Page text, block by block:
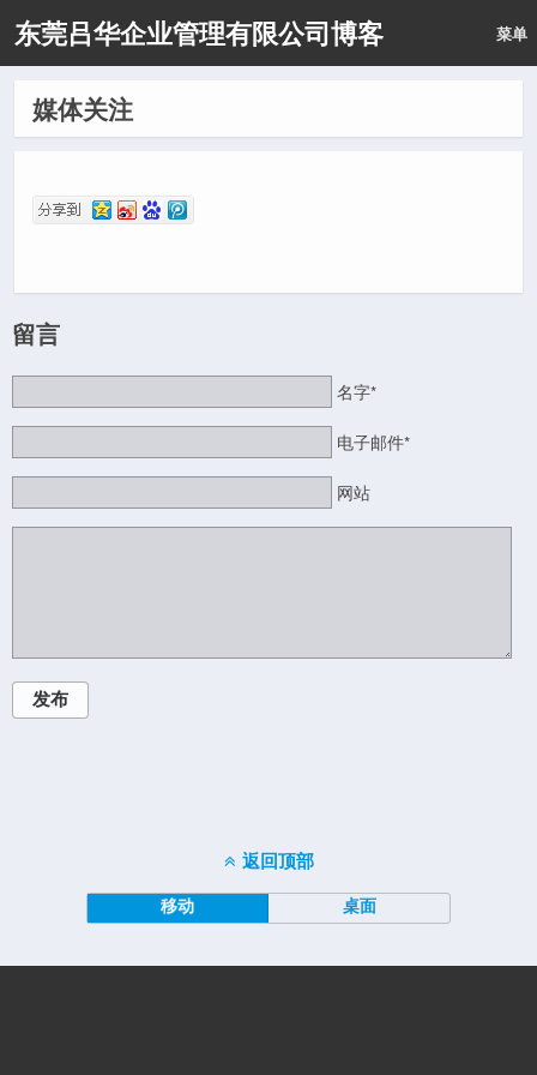
东莞吕华企业管理有限公司博客 菜单
媒体关注
留言
名字*
电子邮件*
网站
发布
返回顶部
移动 桌面